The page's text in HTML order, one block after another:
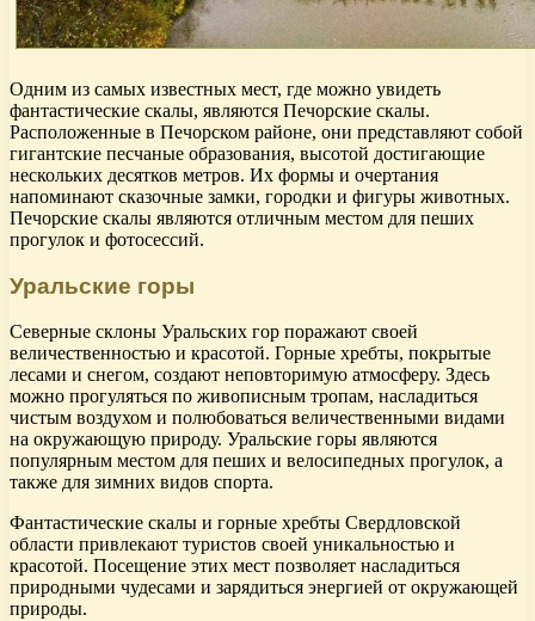
Одним из самых известных мест, где можно увидеть
фантастические скалы, являются Печорские скалы.
Расположенные в Печорском районе, они представляют собой
гигантские песчаные образования, высотой достигающие
нескольких десятков метров. Их формы и очертания
напоминают сказочные замки, городки и фигуры животных.
Печорские скалы являются отличным местом для пеших
прогулок и фотосессий.
Уральские горы
Северные склоны Уральских гор поражают своей
величественностью и красотой. Горные хребты, покрытые
лесами и снегом, создают неповторимую атмосферу. Здесь
можно прогуляться по живописным тропам, насладиться
чистым воздухом и полюбоваться величественными видами
на окружающую природу. Уральские горы являются
популярным местом для пеших и велосипедных прогулок, а
также для зимних видов спорта.
Фантастические скалы и горные хребты Свердловской
области привлекают туристов своей уникальностью и
красотой. Посещение этих мест позволяет насладиться
природными чудесами и зарядиться энергией от окружающей
природы.